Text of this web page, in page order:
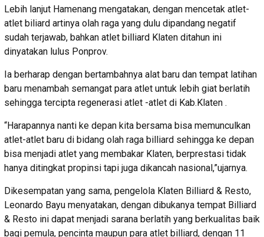
Lebih lanjut Hamenang mengatakan, dengan mencetak atlet-
atlet biliard artinya olah raga yang dulu dipandang negatif
sudah terjawab, bahkan atlet billiard Klaten ditahun ini
dinyatakan lulus Ponprov.
Ia berharap dengan bertambahnya alat baru dan tempat latihan
baru menambah semangat para atlet untuk lebih giat berlatih
sehingga tercipta regenerasi atlet -atlet di Kab.Klaten .
“Harapannya nanti ke depan kita bersama bisa memunculkan
atlet-atlet baru di bidang olah raga billiard sehingga ke depan
bisa menjadi atlet yang membakar Klaten, berprestasi tidak
hanya ditingkat propinsi tapi juga dikancah nasional,”ujarnya.
Dikesempatan yang sama, pengelola Klaten Billiard & Resto,
Leonardo Bayu menyatakan, dengan dibukanya tempat Billiard
& Resto ini dapat menjadi sarana berlatih yang berkualitas baik
bagi pemula, pencinta maupun para atlet billiard, dengan 11